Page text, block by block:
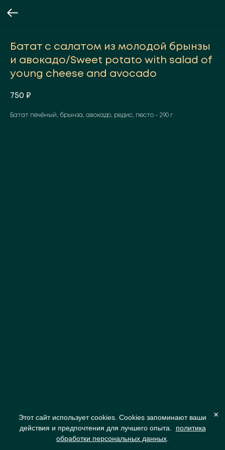
Батат с салатом из молодой брынзы
и авокадо/Sweet potato with salad of
young cheese and avocado
750 ₽
Батат печёный, брынза, авокадо, редис, песто - 290 г
×
Этот сайт использует cookies. Cookies запоминают ваши
действия и предпочтения для лучшего опыта.
политика
обработки персональных данных